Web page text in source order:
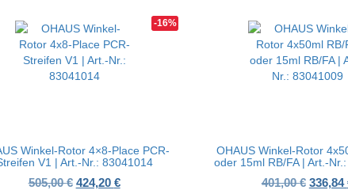
€€.
-16%
Winkel-Rotor 4×8-Place PCR-
V1 | Art.-Nr.: 83041014
505,00€ Ursprünglicher Preis war: 505,00 €
424,20 €Aktueller Preis ist: 424,20 €.
OHAUS Winkel-Rotor
oder 15ml RB/FA | Art.-
401,00€ 336,84